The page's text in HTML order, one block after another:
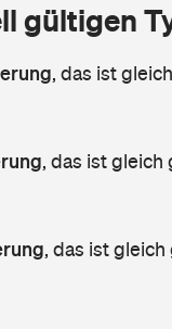
gültigen
, das ist
, das ist gleich
, das ist